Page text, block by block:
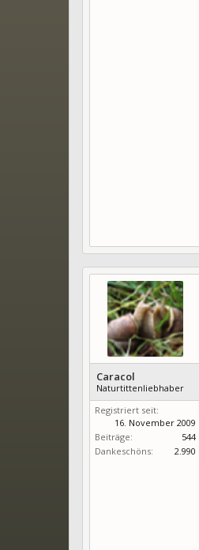
Caracol
Naturtittenliebhaber
Registriert seit:
16. November 2009
Beiträge:
544
Dankeschöns:
2.990